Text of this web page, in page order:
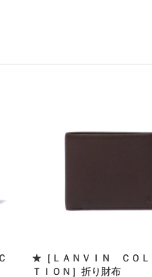
★［ＬＡＮＶＩＮ ＣＯＬ
ＴＩＯＮ］折り財布